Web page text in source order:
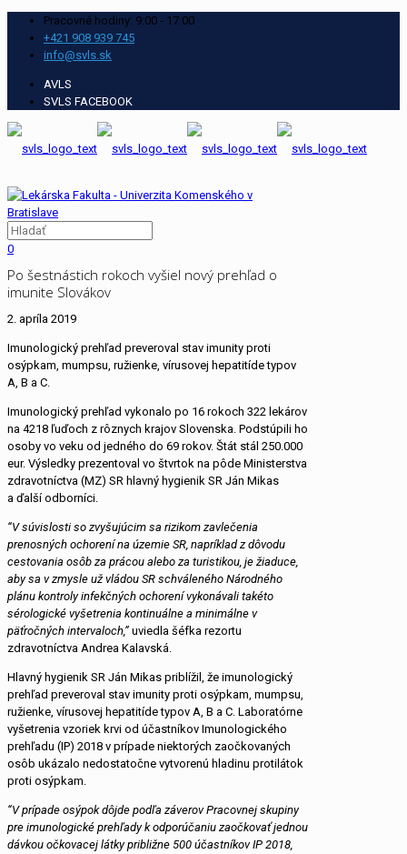
Pracovné hodiny: 9:00 - 17:00
+421 908 939 745
info@svls.sk
AVLS
SVLS FACEBOOK
0
Po šestnástich rokoch vyšiel nový prehľad o
imunite Slovákov
2. apríla 2019
Imunologický prehľad preveroval stav imunity proti
osýpkam, mumpsu, ružienke, vírusovej hepatitíde typov
A, B a C.
Imunologický prehľad vykonalo po 16 rokoch 322 lekárov
na 4218 ľuďoch z rôznych krajov Slovenska. Podstúpili ho
osoby vo veku od jedného do 69 rokov. Štát stál 250.000
eur. Výsledky prezentoval vo štvrtok na pôde Ministerstva
zdravotníctva (MZ) SR hlavný hygienik SR Ján Mikas
a ďalší odborníci.
“V súvislosti so zvyšujúcim sa rizikom zavlečenia
prenosných ochorení na územie SR, napríklad z dôvodu
cestovania osôb za prácou alebo za turistikou, je žiaduce,
aby sa v zmysle už vládou SR schváleného Národného
plánu kontroly infekčných ochorení vykonávali takéto
sérologické vyšetrenia kontinuálne a minimálne v
päťročných intervaloch,” uviedla šéfka rezortu
zdravotníctva Andrea Kalavská.
Hlavný hygienik SR Ján Mikas priblížil, že imunologický
prehľad preveroval stav imunity proti osýpkam, mumpsu,
ružienke, vírusovej hepatitíde typov A, B a C. Laboratórne
vyšetrenia vzoriek krvi od účastníkov Imunologického
prehľadu (IP) 2018 v prípade niektorých zaočkovaných
osôb ukázalo nedostatočne vytvorenú hladinu protilátok
proti osýpkam.
“V prípade osýpok dôjde podľa záverov Pracovnej skupiny
pre imunologické prehľady k odporúčaniu zaočkovať jednou
dávkou očkovacej látky približne 500 účastníkov IP 2018,